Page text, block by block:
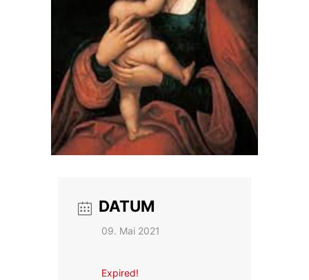
DATUM
09. Mai 2021
Expired!